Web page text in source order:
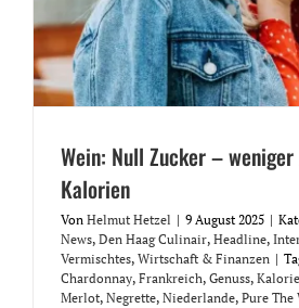
Wein: Null Zucker –
Kalorien
Von Helmut Hetzel | 9 August 2025 |
News, Den Haag Culinair, Headline,
Vermischtes, Wirtschaft & Finanzen |
Chardonnay, Frankreich, Genuss,
Merlot, Negrette, Niederlande, Pure The